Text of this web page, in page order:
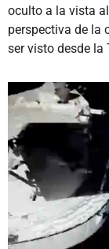
oculto a la vista
perspectiva de la
ser visto desde la